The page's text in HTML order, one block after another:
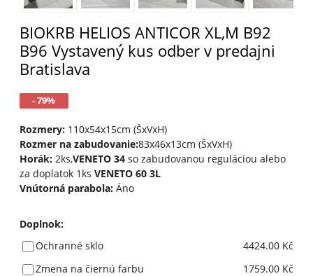
BIOKRB HELIOS ANTICOR XL,M B92
B96 Vystavený kus odber v predajni
Bratislava
- 79%
Rozmery:110x54x15cm (ŠxVxH)
Rozmer na zabudovanie:83x46x13cm (ŠxVxH)
Horák: 2ks,VENETO 34so zabudovanou reguláciou alebo
za doplatok 1ks VENETO 60 3L
Vnútorná parabola:Áno
Doplnok:
Ochranné sklo
4424.00 Kč
Zmena na čiernú farbu
1759.00 Kč